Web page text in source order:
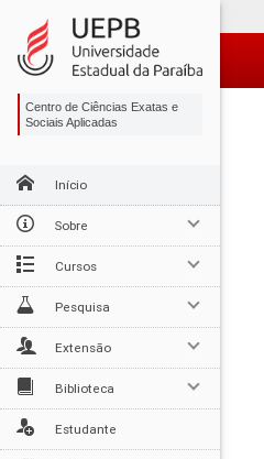
para
conteúdo
para
menu
para
busca
para
rodapé

Centro de Ciências Exatas e
Sociais Aplicadas
Início
Sobre
Cursos
Pesquisa
Extensão
Biblioteca
Estudante